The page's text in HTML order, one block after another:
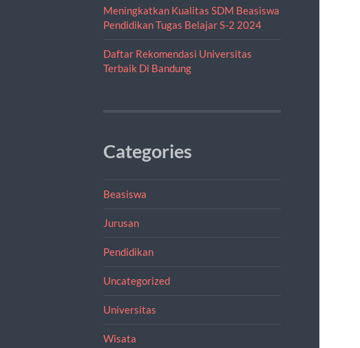
Meningkatkan Kualitas SDM Beasiswa
Pendidikan Tugas Belajar S-2 2024
Daftar Rekomendasi Universitas
Terbaik Di Bandung
Categories
Beasiswa
Jurusan
Pendidikan
Uncategorized
Universitas
Wisata